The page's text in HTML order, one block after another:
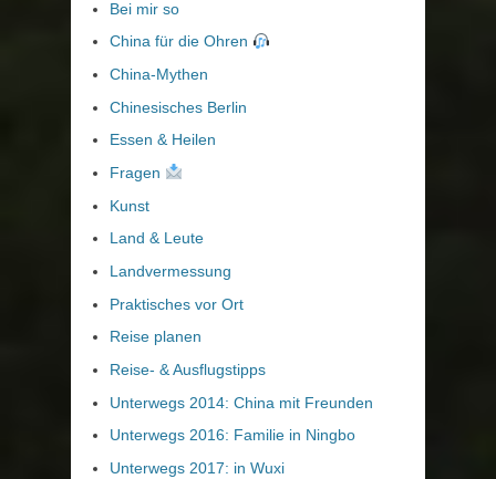
Bei mir so
China für die Ohren
China-Mythen
Chinesisches Berlin
Essen & Heilen
Fragen
Kunst
Land & Leute
Landvermessung
Praktisches vor Ort
Reise planen
Reise- & Ausflugstipps
Unterwegs 2014: China mit Freunden
Unterwegs 2016: Familie in Ningbo
Unterwegs 2017: in Wuxi